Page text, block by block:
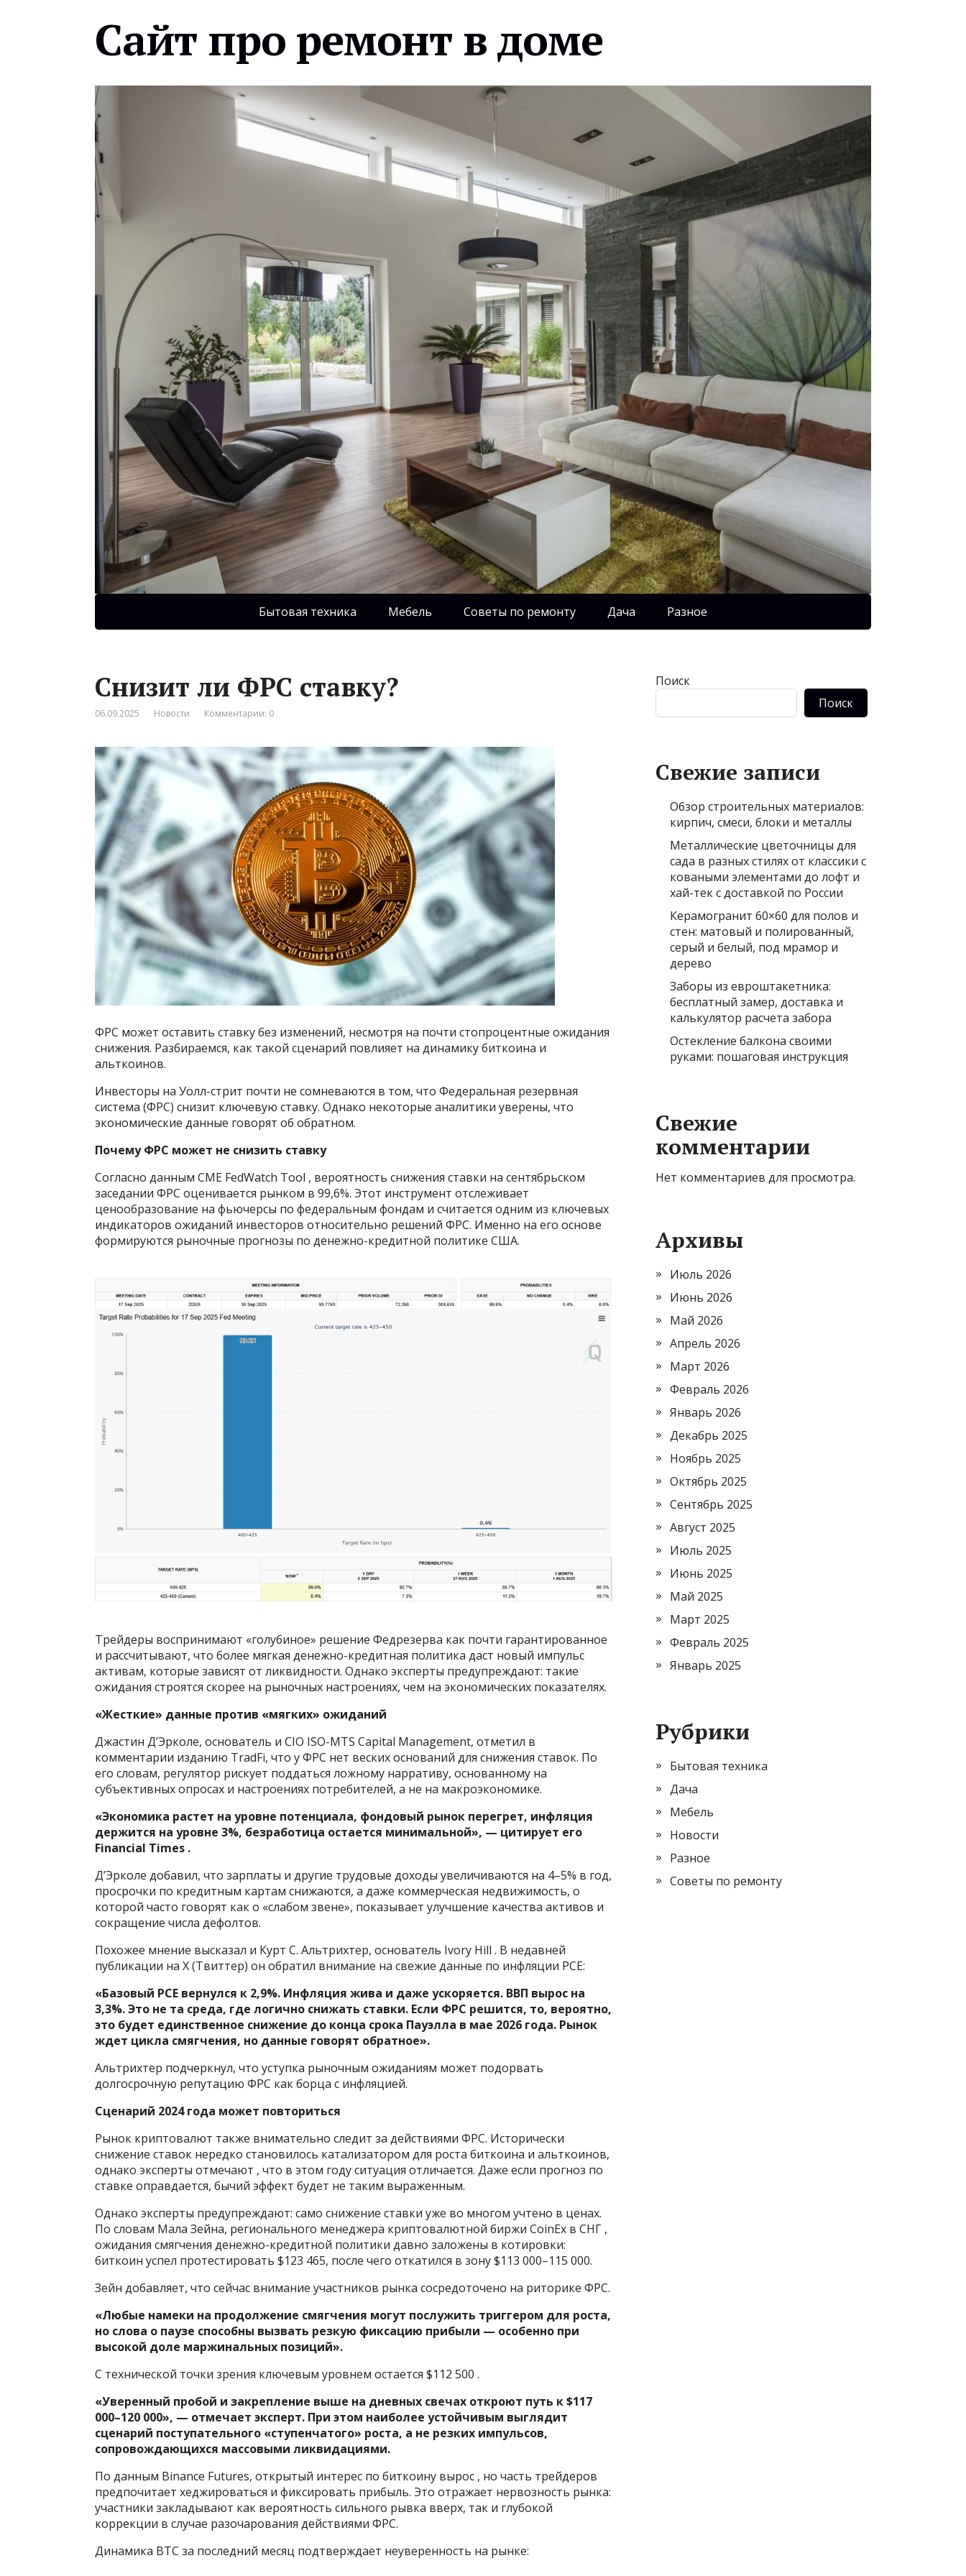
Сайт про ремонт в доме
Бытовая техника Мебель Советы по ремонту Дача Разное
Снизит ли ФРС ставку?
06.09.2025 Новости Комментарии: 0
ФРС может оставить ставку без изменений, несмотря на почти стопроцентные ожидания
снижения. Разбираемся, как такой сценарий повлияет на динамику биткоина и
альткоинов.
Инвесторы на Уолл-стрит почти не сомневаются в том, что Федеральная резервная
система (ФРС) снизит ключевую ставку. Однако некоторые аналитики уверены, что
экономические данные говорят об обратном.
Почему ФРС может не снизить ставку
Согласно данным CME FedWatch Tool , вероятность снижения ставки на сентябрьском
заседании ФРС оценивается рынком в 99,6%. Этот инструмент отслеживает
ценообразование на фьючерсы по федеральным фондам и считается одним из ключевых
индикаторов ожиданий инвесторов относительно решений ФРС. Именно на его основе
формируются рыночные прогнозы по денежно-кредитной политике США.
Трейдеры воспринимают «голубиное» решение Федрезерва как почти гарантированное
и рассчитывают, что более мягкая денежно-кредитная политика даст новый импульс
активам, которые зависят от ликвидности. Однако эксперты предупреждают: такие
ожидания строятся скорее на рыночных настроениях, чем на экономических показателях.
«Жесткие» данные против «мягких» ожиданий
Джастин Д’Эрколе, основатель и CIO ISO-MTS Capital Management, отметил в
комментарии изданию TradFi, что у ФРС нет веских оснований для снижения ставок. По
его словам, регулятор рискует поддаться ложному нарративу, основанному на
субъективных опросах и настроениях потребителей, а не на макроэкономике.
«Экономика растет на уровне потенциала, фондовый рынок перегрет, инфляция
держится на уровне 3%, безработица остается минимальной», — цитирует его
Financial Times .
Д’Эрколе добавил, что зарплаты и другие трудовые доходы увеличиваются на 4–5% в год,
просрочки по кредитным картам снижаются, а даже коммерческая недвижимость, о
которой часто говорят как о «слабом звене», показывает улучшение качества активов и
сокращение числа дефолтов.
Похожее мнение высказал и Курт С. Альтрихтер, основатель Ivory Hill . В недавней
публикации на X (Твиттер) он обратил внимание на свежие данные по инфляции PCE:
«Базовый PCE вернулся к 2,9%. Инфляция жива и даже ускоряется. ВВП вырос на
3,3%. Это не та среда, где логично снижать ставки. Если ФРС решится, то, вероятно,
это будет единственное снижение до конца срока Пауэлла в мае 2026 года. Рынок
ждет цикла смягчения, но данные говорят обратное».
Альтрихтер подчеркнул, что уступка рыночным ожиданиям может подорвать
долгосрочную репутацию ФРС как борца с инфляцией.
Сценарий 2024 года может повториться
Рынок криптовалют также внимательно следит за действиями ФРС. Исторически
снижение ставок нередко становилось катализатором для роста биткоина и альткоинов,
однако эксперты отмечают , что в этом году ситуация отличается. Даже если прогноз по
ставке оправдается, бычий эффект будет не таким выраженным.
Однако эксперты предупреждают: само снижение ставки уже во многом учтено в ценах.
По словам Мала Зейна, регионального менеджера криптовалютной биржи CoinEx в СНГ ,
ожидания смягчения денежно-кредитной политики давно заложены в котировки:
биткоин успел протестировать $123 465, после чего откатился в зону $113 000–115 000.
Зейн добавляет, что сейчас внимание участников рынка сосредоточено на риторике ФРС.
«Любые намеки на продолжение смягчения могут послужить триггером для роста,
но слова о паузе способны вызвать резкую фиксацию прибыли — особенно при
высокой доле маржинальных позиций».
С технической точки зрения ключевым уровнем остается $112 500 .
«Уверенный пробой и закрепление выше на дневных свечах откроют путь к $117
000–120 000», — отмечает эксперт. При этом наиболее устойчивым выглядит
сценарий поступательного «ступенчатого» роста, а не резких импульсов,
сопровождающихся массовыми ликвидациями.
По данным Binance Futures, открытый интерес по биткоину вырос , но часть трейдеров
предпочитает хеджироваться и фиксировать прибыль. Это отражает нервозность рынка:
участники закладывают как вероятность сильного рывка вверх, так и глубокой
коррекции в случае разочарования действиями ФРС.
Динамика BTC за последний месяц подтверждает неуверенность на рынке:
Поиск
Поиск
Свежие записи
Обзор строительных материалов:
кирпич, смеси, блоки и металлы
Металлические цветочницы для
сада в разных стилях от классики с
коваными элементами до лофт и
хай-тек с доставкой по России
Керамогранит 60×60 для полов и
стен: матовый и полированный,
серый и белый, под мрамор и
дерево
Заборы из евроштакетника:
бесплатный замер, доставка и
калькулятор расчета забора
Остекление балкона своими
руками: пошаговая инструкция
Свежие
комментарии
Нет комментариев для просмотра.
Архивы
Июль 2026
Июнь 2026
Май 2026
Апрель 2026
Март 2026
Февраль 2026
Январь 2026
Декабрь 2025
Ноябрь 2025
Октябрь 2025
Сентябрь 2025
Август 2025
Июль 2025
Июнь 2025
Май 2025
Март 2025
Февраль 2025
Январь 2025
Рубрики
Бытовая техника
Дача
Мебель
Новости
Разное
Советы по ремонту